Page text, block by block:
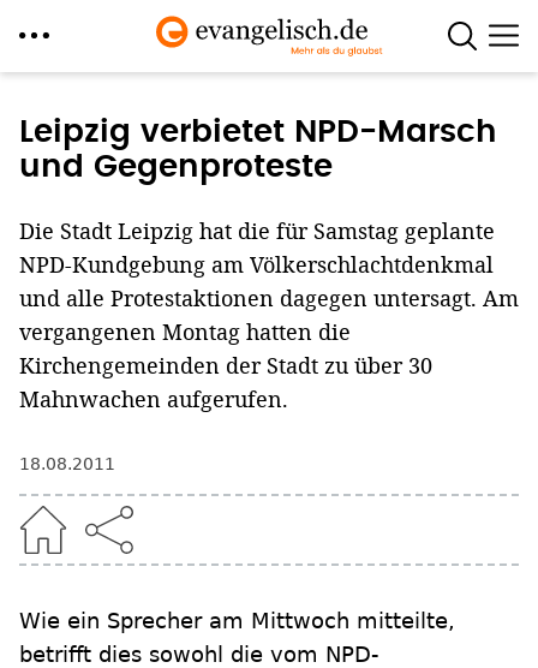
zum
Inhalt
Leipzig verbietet NPD-Marsch
und Gegenproteste
Die Stadt Leipzig hat die für Samstag geplante
NPD-Kundgebung am Völkerschlachtdenkmal
und alle Protestaktionen dagegen untersagt. Am
vergangenen Montag hatten die
Kirchengemeinden der Stadt zu über 30
Mahnwachen aufgerufen.
18.08.2011
Wie ein Sprecher am Mittwoch mitteilte,
betrifft dies sowohl die vom NPD-